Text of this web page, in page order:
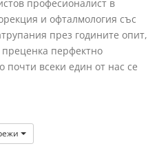
професионалист в
и офталмология със
през годините опит,
перфектно
почти всеки един от нас се